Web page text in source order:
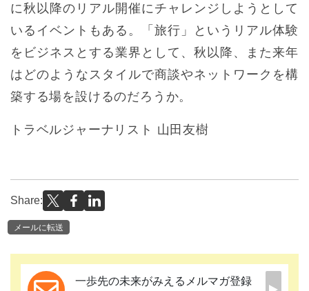
に秋以降のリアル開催にチャレンジしようとして
いるイベントもある。「旅行」というリアル体験
をビジネスとする業界として、秋以降、また来年
はどのようなスタイルで商談やネットワークを構
築する場を設けるのだろうか。
トラベルジャーナリスト 山田友樹
Share:
メールに転送
一歩先の未来がみえるメルマガ登録